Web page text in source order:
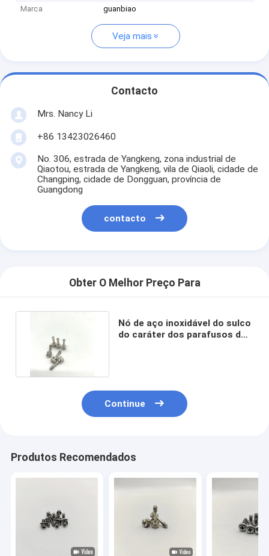
Marca
guanbiao
Veja mais
Contacto
Mrs. Nancy Li
+86 13423026460
No. 306, estrada de Yangkeng, zona industrial de
Qiaotou, estrada de Yangkeng, vila de Qiaoli, cidade de
Changping, cidade de Dongguan, província de
Guangdong
contacto
Obter O Melhor Preço Para
Nó de aço inoxidável do sulco
do caráter dos parafusos de
Continue
Produtos Recomendados